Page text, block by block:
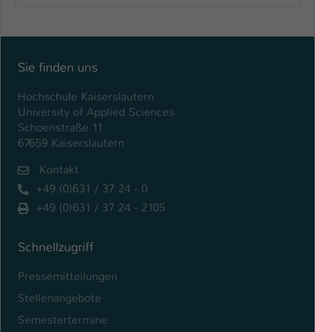
Sie finden uns
Hochschule Kaiserslautern
University of Applied Sciences
Schoenstraße 11
67659 Kaiserslautern
Kontakt
+49 (0)631 / 37 24 - 0
+49 (0)631 / 37 24 - 2105
Schnellzugriff
Pressemitteilungen
Stellenangebote
Semestertermine
Zweck
zu verwalten.